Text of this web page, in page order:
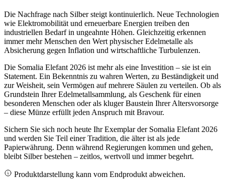
Die Nachfrage nach Silber steigt kontinuierlich. Neue Technologien
wie Elektromobilität und erneuerbare Energien treiben den
industriellen Bedarf in ungeahnte Höhen. Gleichzeitig erkennen
immer mehr Menschen den Wert physischer Edelmetalle als
Absicherung gegen Inflation und wirtschaftliche Turbulenzen.
Die Somalia Elefant 2026 ist mehr als eine Investition – sie ist ein
Statement. Ein Bekenntnis zu wahren Werten, zu Beständigkeit und
zur Weisheit, sein Vermögen auf mehrere Säulen zu verteilen. Ob als
Grundstein Ihrer Edelmetallsammlung, als Geschenk für einen
besonderen Menschen oder als kluger Baustein Ihrer Altersvorsorge
– diese Münze erfüllt jeden Anspruch mit Bravour.
Sichern Sie sich noch heute Ihr Exemplar der Somalia Elefant 2026
und werden Sie Teil einer Tradition, die älter ist als jede
Papierwährung. Denn während Regierungen kommen und gehen,
bleibt Silber bestehen – zeitlos, wertvoll und immer begehrt.
Produktdarstellung kann vom Endprodukt abweichen.